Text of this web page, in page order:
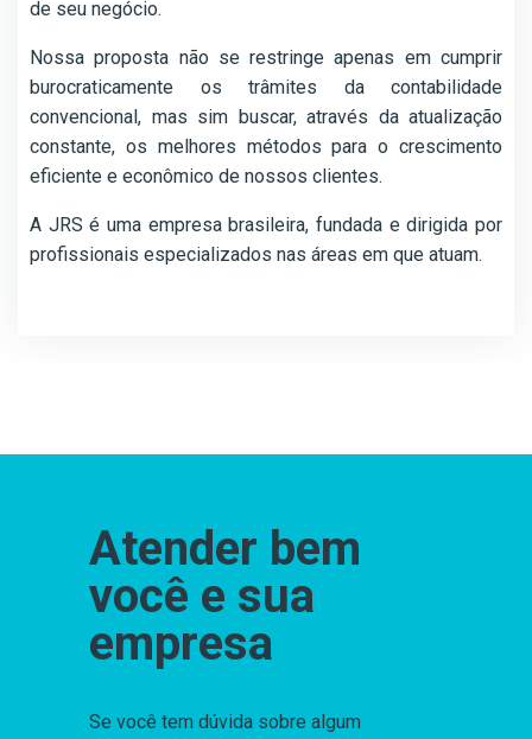
de seu negócio.
Nossa proposta não se restringe apenas em cumprir
burocraticamente os trâmites da contabilidade
convencional, mas sim buscar, através da atualização
constante, os melhores métodos para o crescimento
eficiente e econômico de nossos clientes.
A JRS é uma empresa brasileira, fundada e dirigida por
profissionais especializados nas áreas em que atuam.
Atender bem
você e sua
empresa
Se você tem dúvida sobre algum